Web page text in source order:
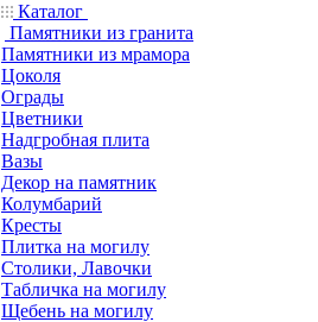
Каталог
Памятники из гранита
Памятники из мрамора
Цоколя
Ограды
Цветники
Надгробная плита
Вазы
Декор на памятник
Колумбарий
Кресты
Плитка на могилу
Столики, Лавочки
Табличка на могилу
Щебень на могилу